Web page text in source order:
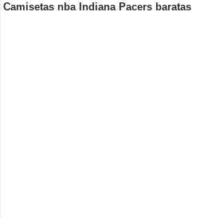
Camisetas nba Indiana Pacers baratas